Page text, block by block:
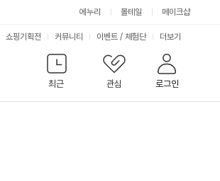
에누리 몰테일 메이크샵
최근
관심 로그인
쇼핑기획전 커뮤니티 이벤트 / 체험단 서
비
스
더보기